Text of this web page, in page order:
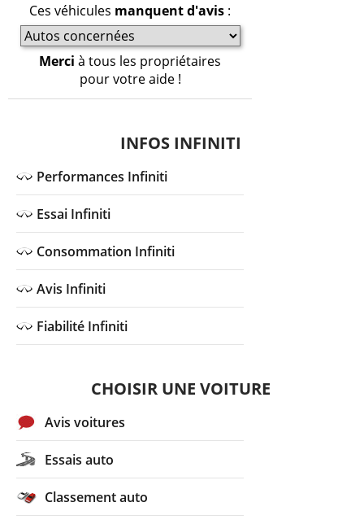
Ces véhicules manquent d'avis :
Merci à tous les propriétaires
pour votre aide !
INFOS INFINITI
Performances Infiniti
Essai Infiniti
Consommation Infiniti
Avis Infiniti
Fiabilité Infiniti
CHOISIR UNE VOITURE
Avis voitures
Essais auto
Classement auto